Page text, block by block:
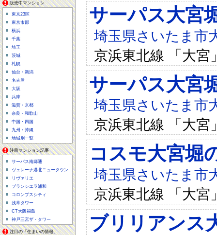
サーパス大宮
埼玉県さいたま市
京浜東北線 「大宮
サーパス大宮
埼玉県さいたま市
京浜東北線 「大宮
コスモ大宮堀
埼玉県さいたま市
京浜東北線 「大宮
ブリリアンス
販売中マンション
東京23区
東京市部
横浜
千葉
埼玉
茨城
札幌
仙台・新潟
名古屋
大阪
兵庫
滋賀・京都
奈良・和歌山
中国・四国
九州・沖縄
地域別一覧
注目マンション記事
サーパス南郷通
ヴェレーナ港北ニュータウン
リヴァリエ
ブランシエラ浦和
コロンブスシティ
浅草タワー
CT大阪福島
神戸三宮ザ・タワー
注目の「住まいの情報」